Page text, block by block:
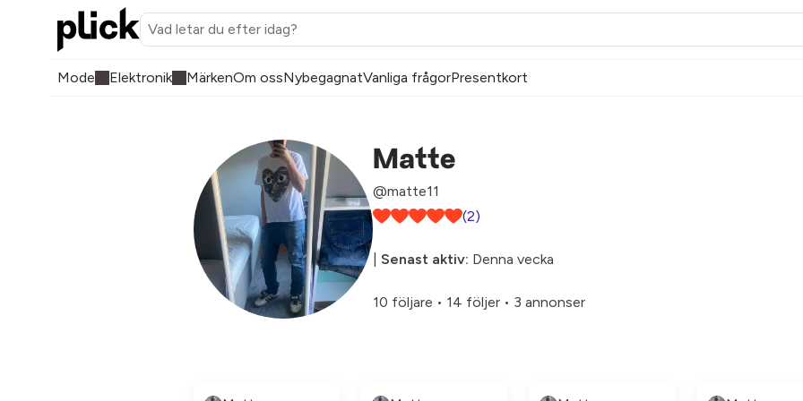
Mode Elektronik MärkenOm ossNybegagnatVanliga frågorPresentkort
Matte
@matte11
(2)
Senast aktiv: Denna vecka
10 följare • 14 följer • 3 annonser